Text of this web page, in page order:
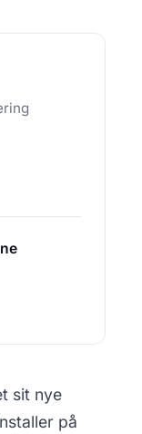
sit nye
på